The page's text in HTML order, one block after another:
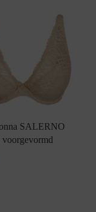
SALERNO